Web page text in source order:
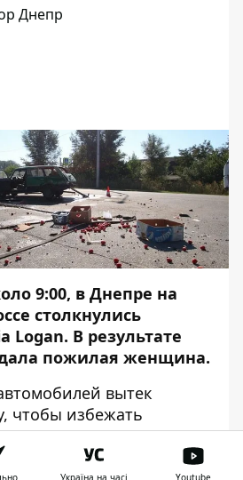
Днепр
9:00, в Днепре на
столкнулись
Logan. В результате
пожилая женщина.
вытек
чтобы избежать
место ДТП вызвали
этом
Информатор
Україна на часі Youtube